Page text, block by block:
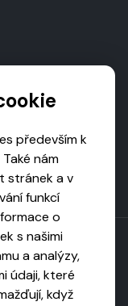
NC-ND
především k
nám
stránek a v
funkcí
o
s našimi
a analýzy,
údaji, které
když